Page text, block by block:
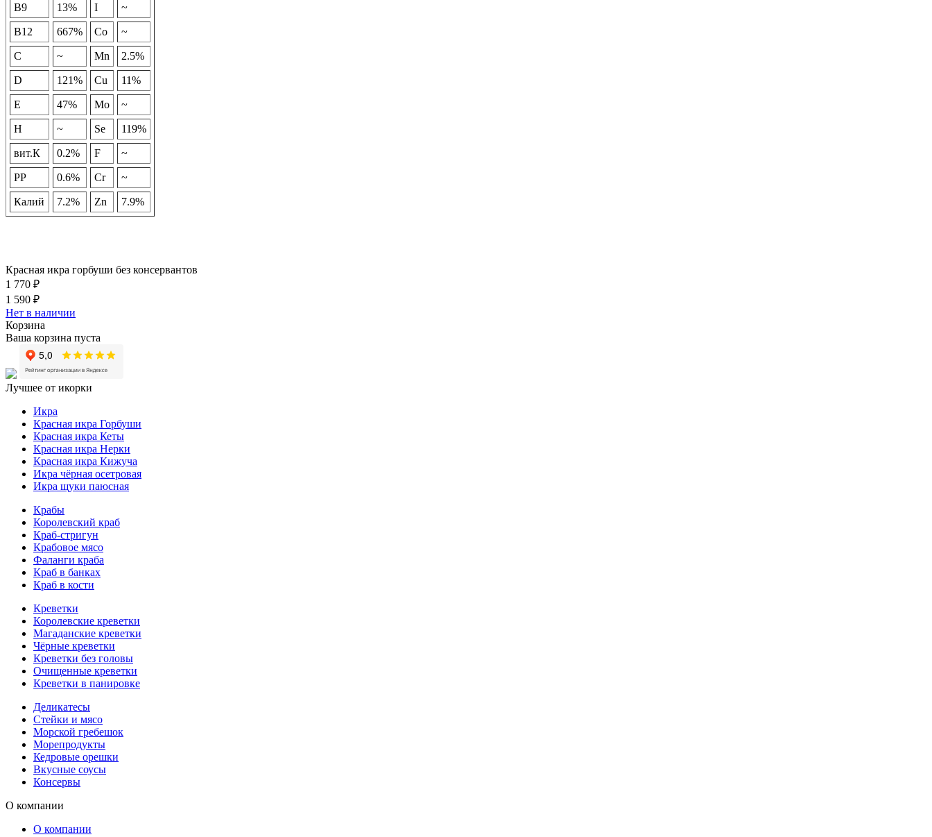
B9 13% I ~
B12 667% Co ~
C ~ Mn 2.5%
D 121% Cu 11%
E 47% Mo ~
H ~ Se 119%
вит.К 0.2% F ~
PP 0.6% Cr ~
Калий 7.2% Zn 7.9%
Красная икра горбуши без консервантов
1 770 ₽
1 590 ₽
Нет в наличии
Корзина
Ваша корзина пуста
Лучшее от икорки
Икра
Красная икра Горбуши
Красная икра Кеты
Красная икра Нерки
Красная икра Кижуча
Икра чёрная осетровая
Икра щуки паюсная
Крабы
Королевский краб
Краб-стригун
Крабовое мясо
Фаланги краба
Краб в банках
Краб в кости
Креветки
Королевские креветки
Магаданские креветки
Чёрные креветки
Креветки без головы
Очищенные креветки
Креветки в панировке
Деликатесы
Стейки и мясо
Морской гребешок
Морепродукты
Кедровые орешки
Вкусные соусы
Консервы
О компании
О компании